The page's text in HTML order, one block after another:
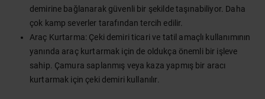
demirine bağlanarak güvenli bir şekilde taşınabiliyor. Daha
çok kamp severler tarafından tercih edilir.
Araç Kurtarma: Çeki demiri ticari ve tatil amaçlı kullanımının
yanında araç kurtarmak için de oldukça önemli bir işleve
sahip. Çamura saplanmış veya kaza yapmış bir aracı
kurtarmak için çeki demiri kullanılır.